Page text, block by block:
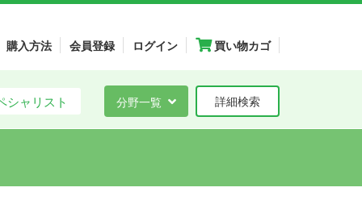
購入方法 会員登録 ログイン 買い物カゴ
シャリスト 分野一覧 詳細検索